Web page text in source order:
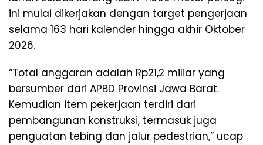
ini mulai dikerjakan dengan target pengerjaan
selama 163 hari kalender hingga akhir Oktober
2026.
“Total anggaran adalah Rp21,2 miliar yang
bersumber dari APBD Provinsi Jawa Barat.
Kemudian item pekerjaan terdiri dari
pembangunan konstruksi, termasuk juga
penguatan tebing dan jalur pedestrian,” ucap